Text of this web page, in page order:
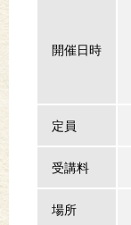
開催日時
定員
受講料
場所